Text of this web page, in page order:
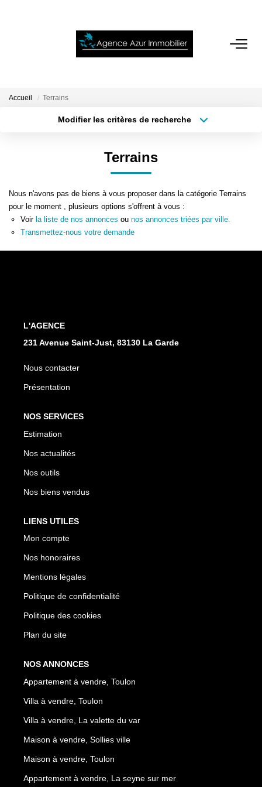
ACCUEIL
NOTRE AGENCE
ESTIMATION
CONTACT
Accueil Terrains
Modifier les critères de recherche
Plus de critères Créer une alerte
Terrains
Nous n'avons pas de biens à vous proposer dans la catégorie Terrains
pour le moment , plusieurs options s'offrent à vous :
Voir la liste de nos annonces ou nos annonces triées par ville.
Transmettez-nous votre demande
L'AGENCE
231 Avenue Saint-Just, 83130 La Garde
Nous contacter
Présentation
NOS SERVICES
Estimation
Nos actualités
Nos outils
Nos biens vendus
LIENS UTILES
Mon compte
Nos honoraires
Mentions légales
Politique de confidentialité
Politique des cookies
Plan du site
NOS ANNONCES
Appartement à vendre, Toulon
Villa à vendre, Toulon
Villa à vendre, La valette du var
Maison à vendre, Sollies ville
Maison à vendre, Toulon
Appartement à vendre, La seyne sur mer